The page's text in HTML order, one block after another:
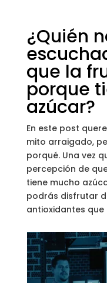
¿Quién
que la
porque
azúcar?
En este post
mito arraigado,
porqué. Una vez
percepción de
tiene mucho
podrás disfrutar
antioxidantes